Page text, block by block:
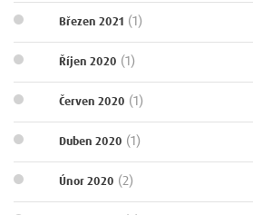
Březen 2021 (1)
Říjen 2020 (1)
Červen 2020 (1)
Duben 2020 (1)
Únor 2020 (2)